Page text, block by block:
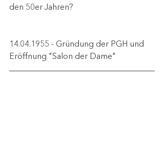
den 50er Jahren?
14.04.1955 - Gründung der PGH und
Eröffnung "Salon der Dame"